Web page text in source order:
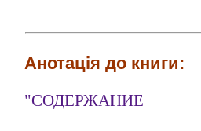
Анотація до книги:
"СОДЕРЖАНИЕ